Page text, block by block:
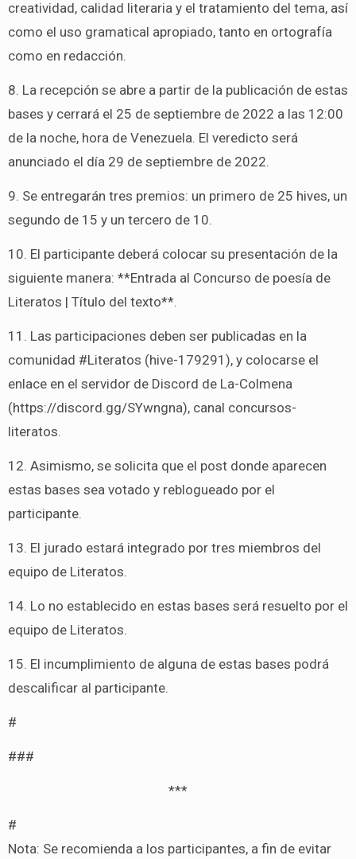
creatividad, calidad literaria y el tratamiento del tema, así
como el uso gramatical apropiado, tanto en ortografía
como en redacción.
8. La recepción se abre a partir de la publicación de estas
bases y cerrará el 25 de septiembre de 2022 a las 12:00
de la noche, hora de Venezuela. El veredicto será
anunciado el día 29 de septiembre de 2022.
9. Se entregarán tres premios: un primero de 25 hives, un
segundo de 15 y un tercero de 10.
10. El participante deberá colocar su presentación de la
siguiente manera: **Entrada al Concurso de poesía de
Literatos | Título del texto**.
11. Las participaciones deben ser publicadas en la
comunidad #Literatos (hive-179291), y colocarse el
enlace en el servidor de Discord de La-Colmena
(https://discord.gg/SYwngna), canal concursos-
literatos.
12. Asimismo, se solicita que el post donde aparecen
estas bases sea votado y reblogueado por el
participante.
13. El jurado estará integrado por tres miembros del
equipo de Literatos.
14. Lo no establecido en estas bases será resuelto por el
equipo de Literatos.
15. El incumplimiento de alguna de estas bases podrá
descalificar al participante.
#
###
***
#
Nota: Se recomienda a los participantes, a fin de evitar